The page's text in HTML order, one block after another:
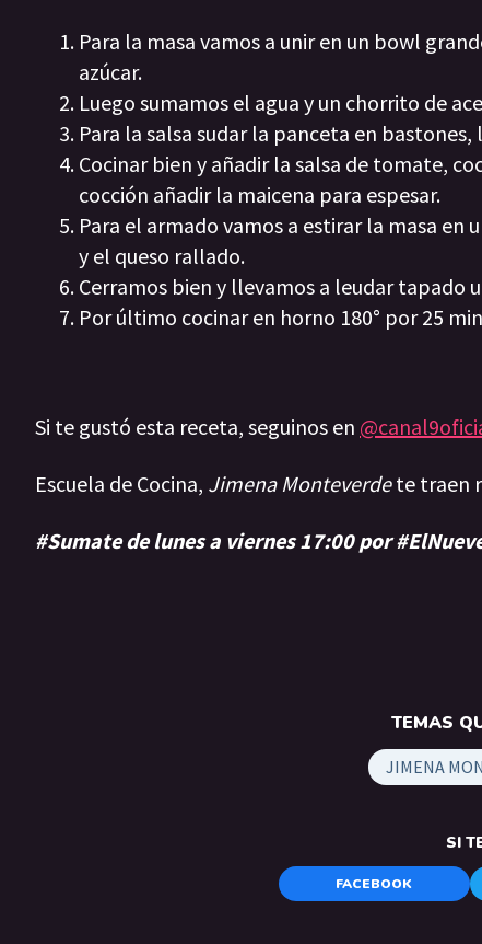
Para la masa vamos a unir en un bowl
azúcar.
Luego sumamos el agua y un chorrito de
Para la salsa sudar la panceta en
Cocinar bien y añadir la salsa de tomate,
cocción añadir la maicena para espesar.
Para el armado vamos a estirar la masa
y el queso rallado.
Cerramos bien y llevamos a leudar tapado
Por último cocinar en horno 180° por 25
Si te gustó esta receta, seguinos en
Escuela de Cocina, Jimena Monteverdete traen
#Sumate de lunes a viernes 17:00 por
TEMAS
JIMENA
SI
FACEBOOK